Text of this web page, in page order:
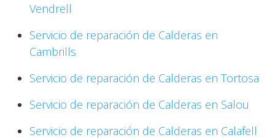
Vendrell
Servicio de reparación de Calderas en
Cambrills
Servicio de reparación de Calderas en Tortosa
Servicio de reparación de Calderas en Salou
Servicio de reparación de Calderas en Calafell